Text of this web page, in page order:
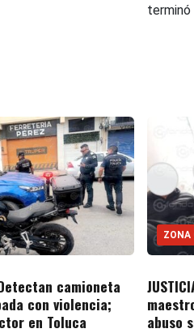
Detectan camioneta
con violencia;
en Toluca
ZONA
abuso